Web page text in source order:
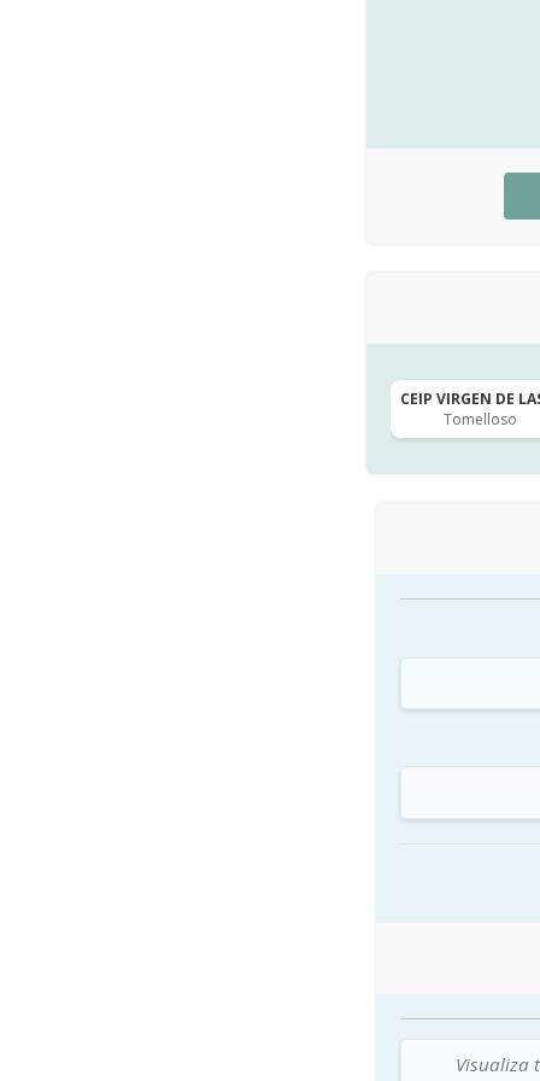
CEIP VIRGEN DE
Tomelloso
Visualiza